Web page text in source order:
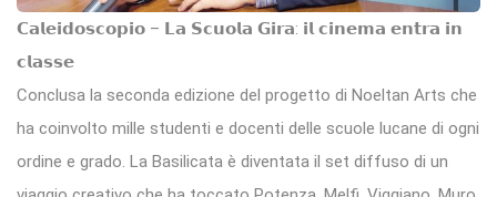
𝗖𝗮𝗹𝗲𝗶𝗱𝗼𝘀𝗰𝗼𝗽𝗶𝗼 – 𝗟𝗮 𝗦𝗰𝘂𝗼𝗹𝗮 𝗚𝗶𝗿𝗮: 𝗶𝗹 𝗰𝗶𝗻𝗲𝗺𝗮 𝗲𝗻𝘁𝗿𝗮 𝗶𝗻
𝗰𝗹𝗮𝘀𝘀𝗲
Conclusa la seconda edizione del progetto di Noeltan Arts che
ha coinvolto mille studenti e docenti delle scuole lucane di ogni
ordine e grado. La Basilicata è diventata il set diffuso di un